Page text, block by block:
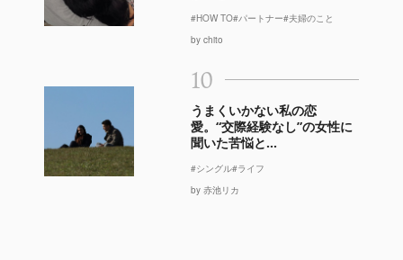
#HOW TO#パートナー#夫婦のこと
by chito
10
うまくいかない私の恋
愛。“交際経験なし”の女性に
聞いた苦悩と...
#シングル#ライフ
by 赤池リカ